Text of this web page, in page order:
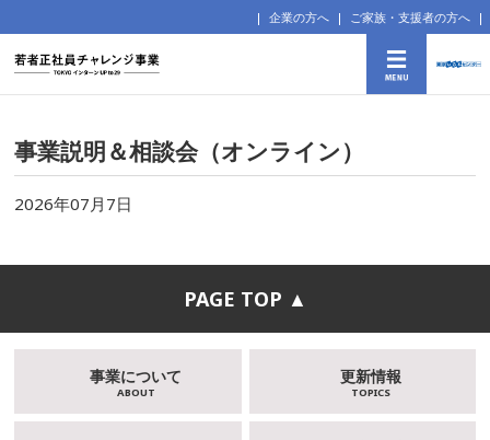
企業の方へ ご家族・支援者の方へ
事業説明＆相談会（オンライン）
2026年07月7日
PAGE TOP ▲
事業について
ABOUT
更新情報
TOPICS